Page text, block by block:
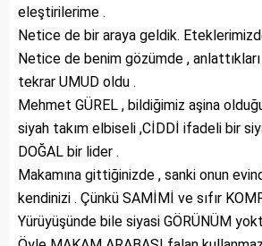
eleştirilerime .
Netice de bir araya geldik.
Netice de benim gözümde , anlattıkları
tekrar UMUD oldu .
Mehmet GÜREL , bildiğimiz aşina
siyah takım elbiseli ,CİDDİ ifadeli bir
DOĞAL bir lider .
Makamına gittiğinizde , sanki onun
kendinizi . Çünkü SAMİMİ ve sıfır
Yürüyüşünde bile siyasi GÖRÜNÜM